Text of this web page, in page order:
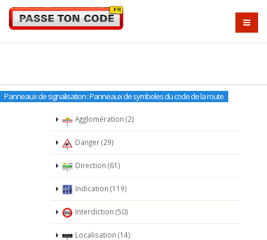
Panneaux de signalisation : Panneaux de symboles du code de la route
Agglomération (2)
Danger (29)
Direction (61)
Indication (119)
Interdiction (50)
Localisation (14)